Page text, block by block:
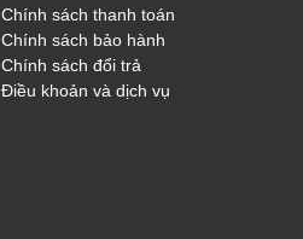
Chính sách thanh toán
Chính sách bảo hành
Chính sách đổi trả
Điều khoản và dịch vụ